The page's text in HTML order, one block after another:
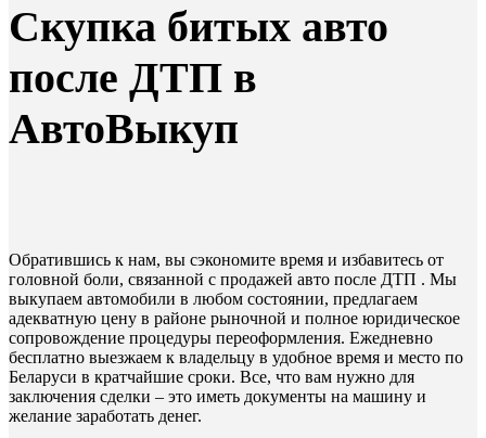
Скупка битых авто
после ДТП в
АвтоВыкуп
Обратившись к нам, вы сэкономите время и избавитесь от
головной боли, связанной с продажей авто после ДТП . Мы
выкупаем автомобили в любом состоянии, предлагаем
адекватную цену в районе рыночной и полное юридическое
сопровождение процедуры переоформления. Ежедневно
бесплатно выезжаем к владельцу в удобное время и место по
Беларуси в кратчайшие сроки. Все, что вам нужно для
заключения сделки – это иметь документы на машину и
желание заработать денег.